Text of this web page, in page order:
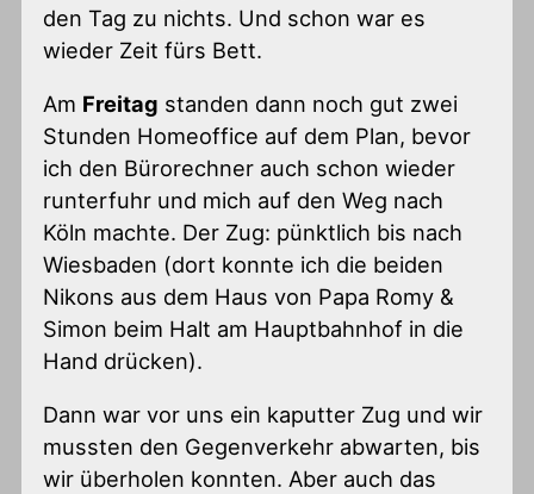
den Tag zu nichts. Und schon war es
wieder Zeit fürs Bett.
Am Freitag standen dann noch gut zwei
Stunden Homeoffice auf dem Plan, bevor
ich den Bürorechner auch schon wieder
runterfuhr und mich auf den Weg nach
Köln machte. Der Zug: pünktlich bis nach
Wiesbaden (dort konnte ich die beiden
Nikons aus dem Haus von Papa Romy &
Simon beim Halt am Hauptbahnhof in die
Hand drücken).
Dann war vor uns ein kaputter Zug und wir
mussten den Gegenverkehr abwarten, bis
wir überholen konnten. Aber auch das